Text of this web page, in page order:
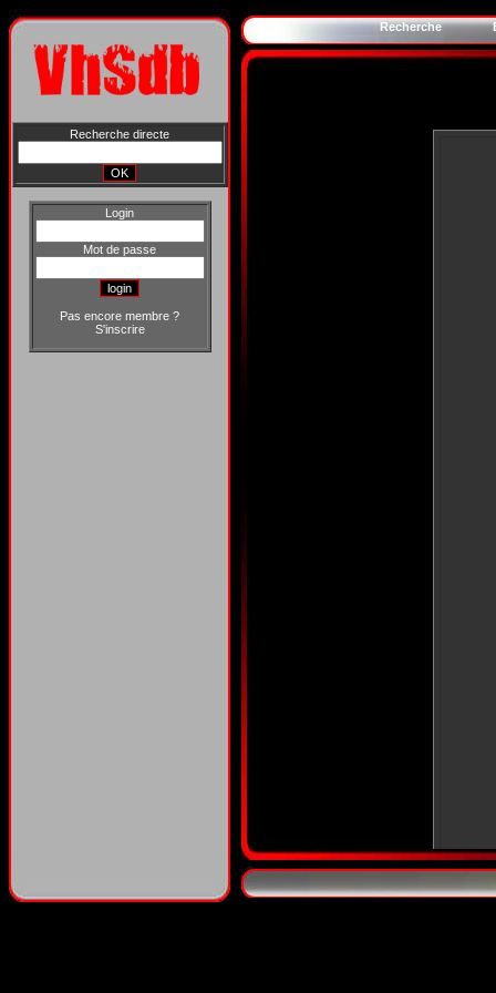
Recherche directe
Login
Mot de passe
Pas encore membre ?
S'inscrire
Recherche